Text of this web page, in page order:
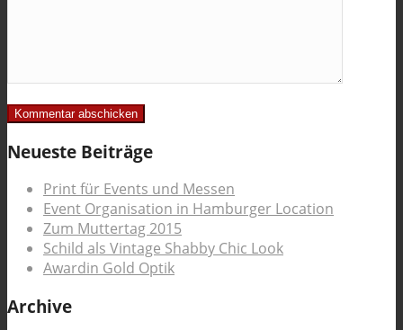
Neueste Beiträge
Print für Events und Messen
Event Organisation in Hamburger Location
Zum Muttertag 2015
Schild als Vintage Shabby Chic Look
Awardin Gold Optik
Archive